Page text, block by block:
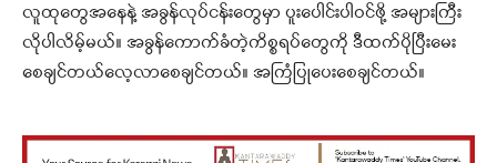
လူထုတွေအနေနဲ့ အခွန်လုပ်ငန်းတွေမှာ ပူးပေါင်းပါဝင်ဖို့ အများကြီး
လိုပါလိမ့်မယ်။ အခွန်ကောက်ခံတဲ့ကိစ္စရပ်တွေကို ဒီထက်ပိုပြီးမေး
စေချင်တယ်လေ့လာစေချင်တယ်။ အကြံပြုပေးစေချင်တယ်။